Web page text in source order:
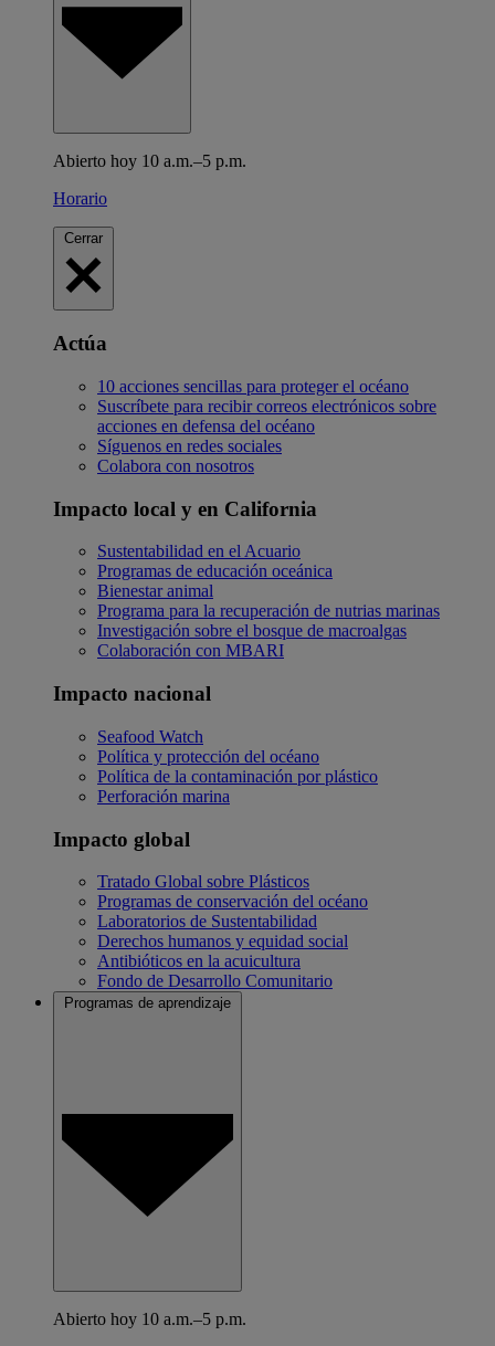
Abierto hoy 10 a.m.–5 p.m.
Horario
Cerrar
Actúa
10 acciones sencillas para proteger el océano
Suscríbete para recibir correos electrónicos sobre
acciones en defensa del océano
Síguenos en redes sociales
Colabora con nosotros
Impacto local y en California
Sustentabilidad en el Acuario
Programas de educación oceánica
Bienestar animal
Programa para la recuperación de nutrias marinas
Investigación sobre el bosque de macroalgas
Colaboración con MBARI
Impacto nacional
Seafood Watch
Política y protección del océano
Política de la contaminación por plástico
Perforación marina
Impacto global
Tratado Global sobre Plásticos
Programas de conservación del océano
Laboratorios de Sustentabilidad
Derechos humanos y equidad social
Antibióticos en la acuicultura
Fondo de Desarrollo Comunitario
Programas de aprendizaje
Abierto hoy 10 a.m.–5 p.m.